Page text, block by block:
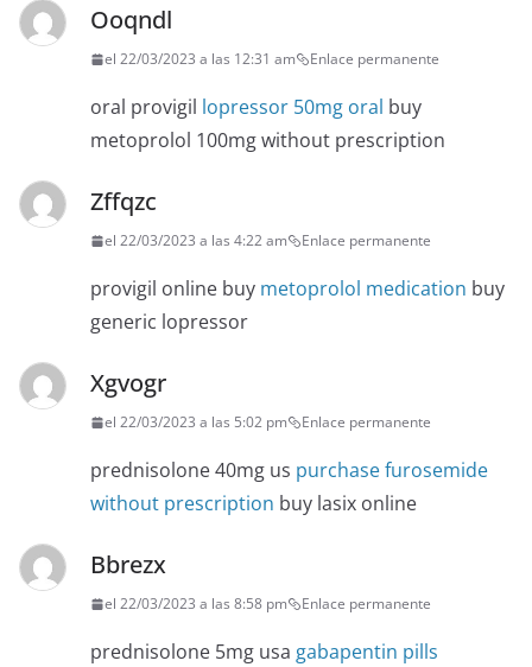
Ooqndl
el 22/03/2023 a las 12:31 am Enlace permanente
oral provigil lopressor 50mg oral buy
metoprolol 100mg without prescription
Zffqzc
el 22/03/2023 a las 4:22 am Enlace permanente
provigil online buy metoprolol medication buy
generic lopressor
Xgvogr
el 22/03/2023 a las 5:02 pm Enlace permanente
prednisolone 40mg us purchase furosemide
without prescription buy lasix online
Bbrezx
el 22/03/2023 a las 8:58 pm Enlace permanente
prednisolone 5mg usa gabapentin pills